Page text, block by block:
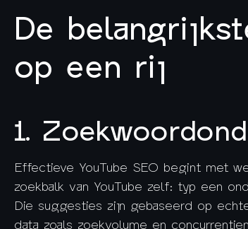
De
op een rij
1.
Effectieve YouTube SEO begint met
zoekbalk van YouTube zelf: typ een
Die suggesties zijn gebaseerd op
data zoals zoekvolume en